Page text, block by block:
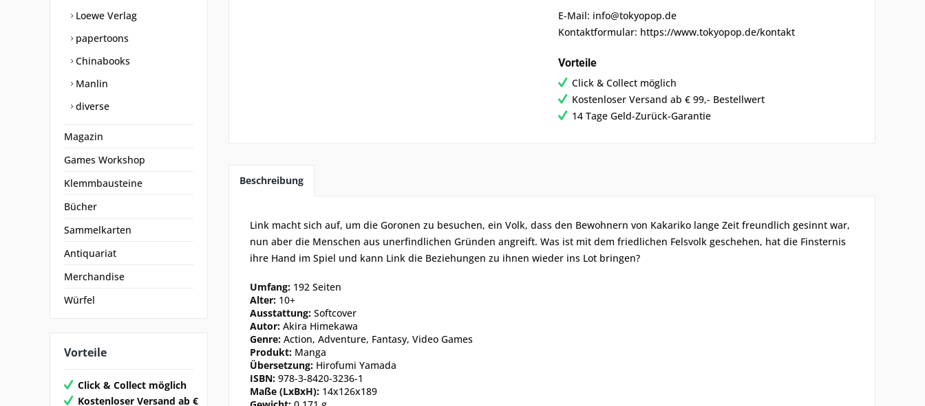
Loewe Verlag
papertoons
Chinabooks
Manlin
diverse
Magazin
Games Workshop
Klemmbausteine
Bücher
Sammelkarten
Antiquariat
Merchandise
Würfel
Vorteile
Click & Collect möglich
Kostenloser Versand ab €
E-Mail: info@tokyopop.de
Kontaktformular: https://www.tokyopop.de/kontakt
Vorteile
Click & Collect möglich
Kostenloser Versand ab € 99,- Bestellwert
14 Tage Geld-Zurück-Garantie
Beschreibung
Link macht sich auf, um die Goronen zu besuchen, ein Volk, dass den Bewohnern von Kakariko lange Zeit freundlich gesinnt war,
nun aber die Menschen aus unerfindlichen Gründen angreift. Was ist mit dem friedlichen Felsvolk geschehen, hat die Finsternis
ihre Hand im Spiel und kann Link die Beziehungen zu ihnen wieder ins Lot bringen?
Umfang: 192 Seiten
Alter: 10+
Ausstattung: Softcover
Autor: Akira Himekawa
Genre: Action, Adventure, Fantasy, Video Games
Produkt: Manga
Übersetzung: Hirofumi Yamada
ISBN: 978-3-8420-3236-1
Maße (LxBxH): 14x126x189